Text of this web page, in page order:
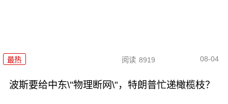
最热 阅读 8919 08-04
波斯要给中东\"物理断网\"，特朗普忙递橄榄枝？